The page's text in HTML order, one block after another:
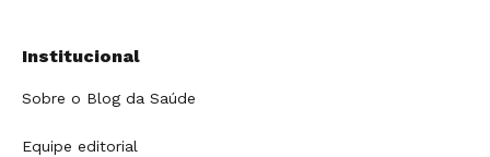
Institucional
Sobre o Blog da Saúde
Equipe editorial